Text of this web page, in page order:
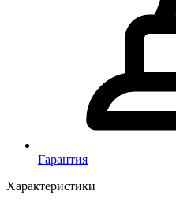
Гарантия
Характеристики